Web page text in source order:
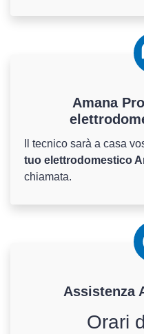
Amana
Il tecnico sarà a casa
tuo elettrodomestico
chiamata.
Assistenza
Orari